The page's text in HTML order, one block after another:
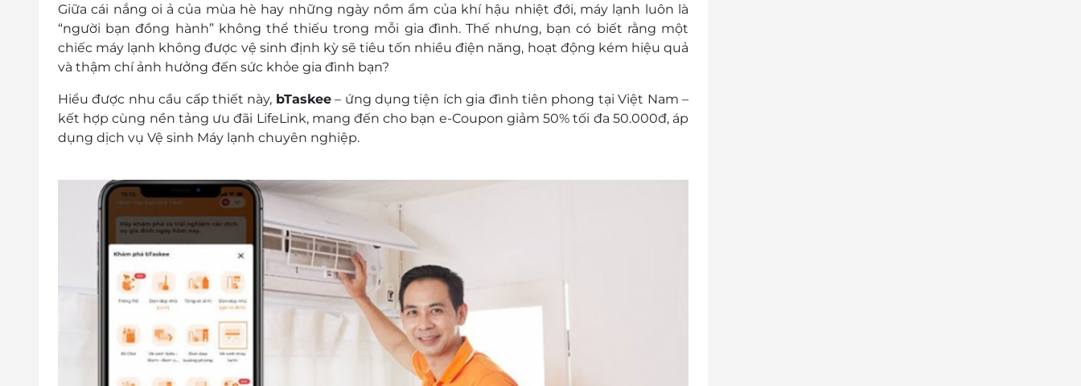
Điều kiện khác:
Một khách hàng được mua nhiều e-Coupon
e-Coupon không được cộng gộp, không có giá trị quy đổi thành tiền mặt, không trả lại
tiền thừa
Không áp dụng đồng thời cùng lúc với các chương trình khuyến mại khác tại ứng dụng
Khách hàng chỉ được áp dụng duy nhất 01 mã e-Coupon trên cùng 01 hóa đơn khi thanh
toán tại ứng dụng
Giữa cái nắng oi ả của mùa hè hay những ngày nồm ẩm của khí hậu nhiệt đới, máy lạnh luôn là
“người bạn đồng hành” không thể thiếu trong mỗi gia đình. Thế nhưng, bạn có biết rằng một
chiếc máy lạnh không được vệ sinh định kỳ sẽ tiêu tốn nhiều điện năng, hoạt động kém hiệu quả
và thậm chí ảnh hưởng đến sức khỏe gia đình bạn?
Hiểu được nhu cầu cấp thiết này, bTaskee– ứng dụng tiện ích gia đình tiên phong tại Việt Nam –
kết hợp cùng nền tảng ưu đãi LifeLink, mang đến cho bạn e-Coupon giảm 50% tối đa 50.000đ, áp
dụng dịch vụ Vệ sinh Máy lạnh chuyên nghiệp.